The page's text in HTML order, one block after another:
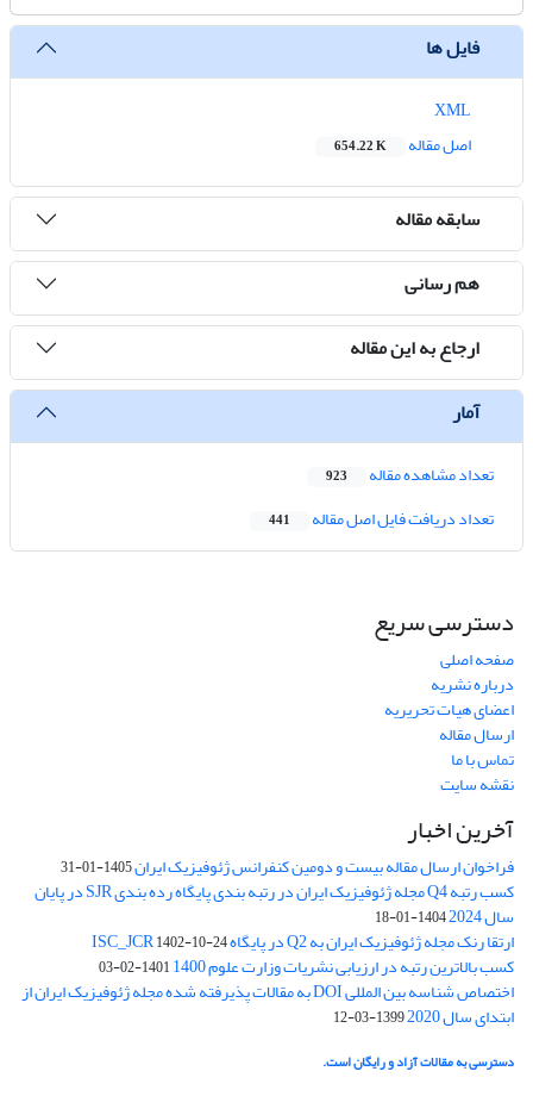
فایل ها
اصل مقاله
654.22 K
سابقه مقاله
هم رسانی
ارجاع به این مقاله
آمار
تعداد مشاهده مقاله 923
تعداد دریافت فایل اصل مقاله 441
دسترسی سریع
صفحه اصلی
درباره نشریه
اعضای هیات تحریریه
ارسال مقاله
تماس با ما
نقشه سایت
آخرین اخبار
فراخوان ارسال مقاله بیست و دومین کنفرانس ژئوفیزیک ایران1405-01-31
کسب رتبه Q4 مجله ژئوفیزیک ایران در رتبه بندی پایگاه رده بندی SJR در پایان
سال 2024 1404-01-18
ارتقا رنک مجله ژئوفیزیک ایران به Q2 در پایگاه ISC_JCR 1402-10-24
کسب بالاترین رتبه در ارزیابی نشریات وزارت علوم 1400 1401-02-03
اختصاص شناسه بین المللی DOI به مقالات پذیرفته شده مجله ژئوفیزیک ایران از
ابتدای سال 2020 1399-03-12
دسترسی به مقالات آزاد و رایگان است.